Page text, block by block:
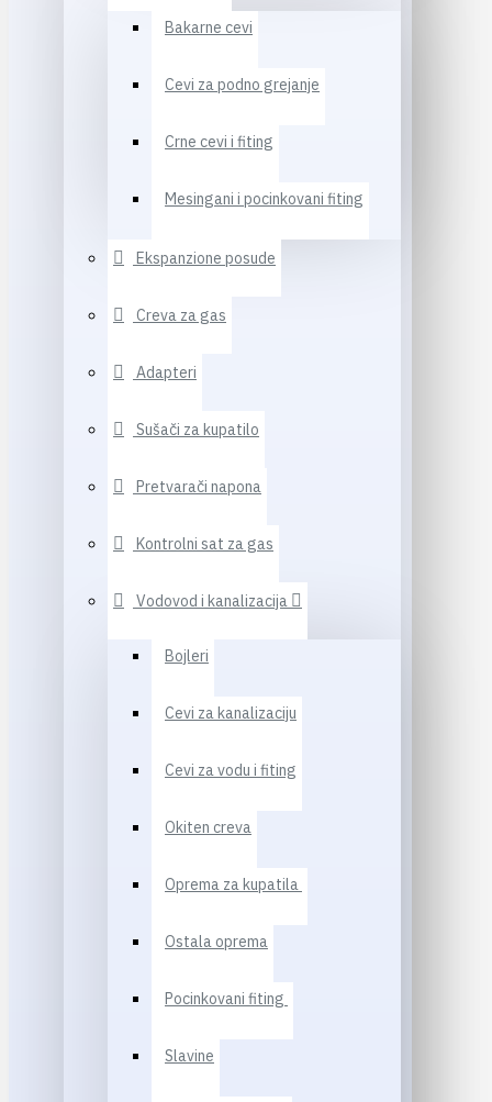
Bakarne cevi
Cevi za podno grejanje
Crne cevi i fiting
Mesingani i pocinkovani fiting
Ekspanzione posude
Creva za gas
Adapteri
Sušači za kupatilo
Pretvarači napona
Kontrolni sat za gas
Vodovod i kanalizacija
Bojleri
Cevi za kanalizaciju
Cevi za vodu i fiting
Okiten creva
Oprema za kupatila
Ostala oprema
Pocinkovani fiting
Slavine